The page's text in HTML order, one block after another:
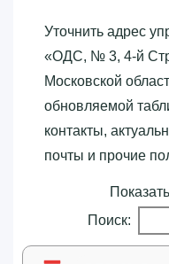
Уточнить адрес
«‎ОДС, № 3, 4-й
Московской
обновляемой
контакты,
почты и прочие
Показать
Поиск: